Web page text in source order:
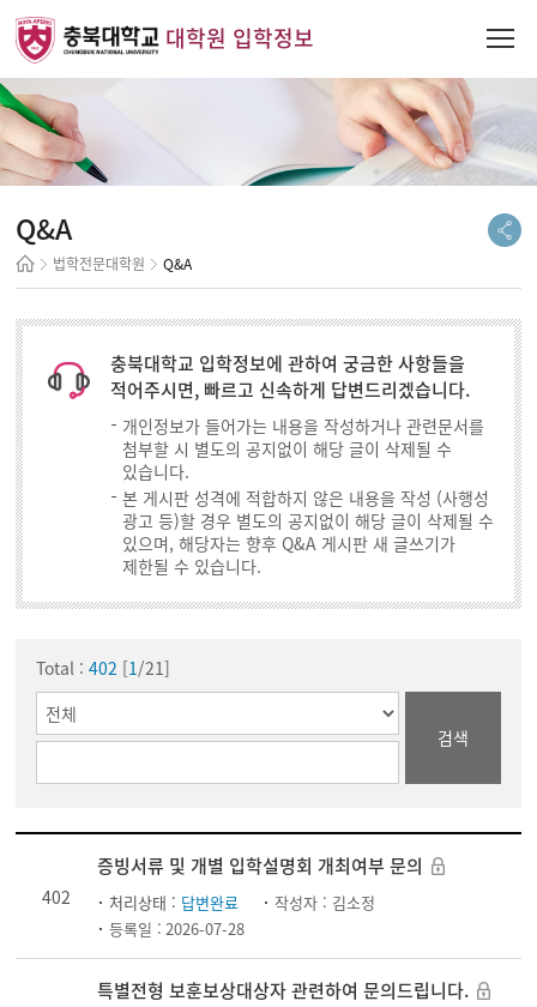
대학원 입학정보
Q&A
법학전문대학원 Q&A
충북대학교 입학정보에 관하여 궁금한 사항들을
적어주시면, 빠르고 신속하게 답변드리겠습니다.
개인정보가 들어가는 내용을 작성하거나 관련문서를
첨부할 시 별도의 공지없이 해당 글이 삭제될 수
있습니다.
본 게시판 성격에 적합하지 않은 내용을 작성 (사행성
광고 등)할 경우 별도의 공지없이 해당 글이 삭제될 수
있으며, 해당자는 향후 Q&A 게시판 새 글쓰기가
제한될 수 있습니다.
Total :402 [1/21]
검색
402
증빙서류 및 개별 입학설명회 개최여부 문의
처리상태 : 답변완료 작성자 : 김소정
등록일 : 2026-07-28
특별전형 보훈보상대상자 관련하여 문의드립니다.